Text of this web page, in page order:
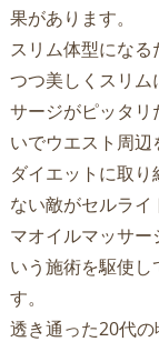
果があります。
スリム体型にな
つつ美しくスリム
サージがピッタ
いでウエスト周辺
ダイエットに取
ない敵がセルラ
マオイルマッサ
いう施術を駆使
す。
透き通った20代